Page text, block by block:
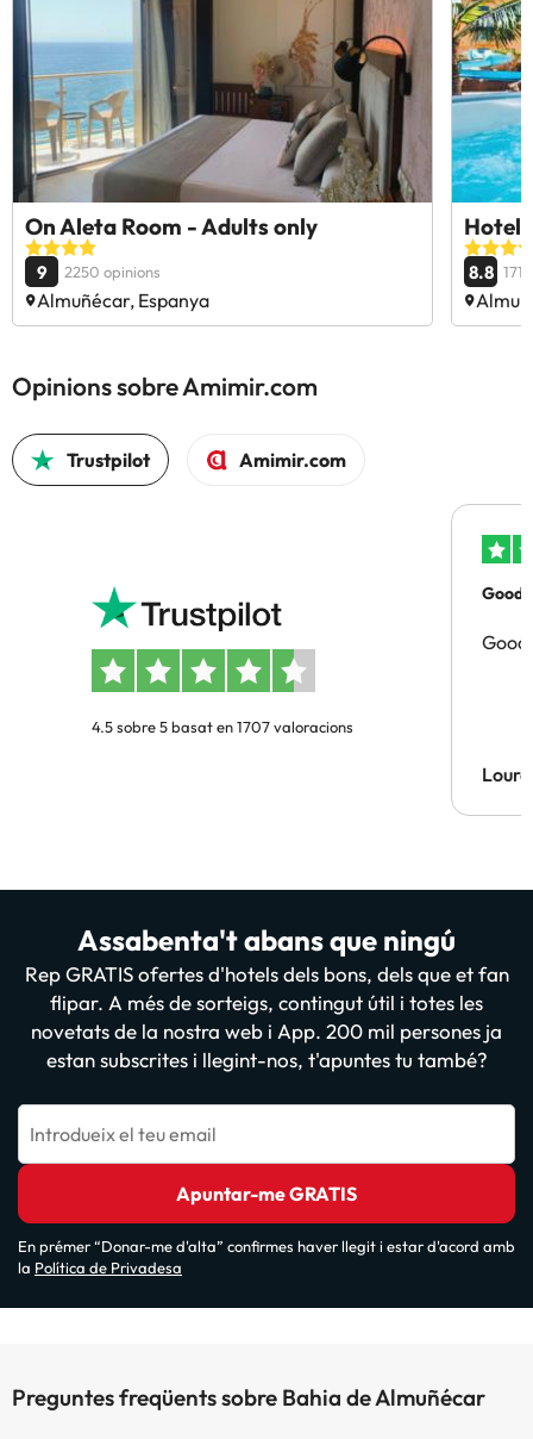
On Aleta Room - Adults only
9 2250 opinions
Almuñécar, Espanya
Hotel
8.8
Opinions sobre Amimir.com
Trustpilot Amimir.com
4.5 sobre 5 basat en 1707 valoracions
Good
Good
Assabenta't abans que ningú
Rep GRATIS ofertes d'hotels dels bons, dels que et fan
flipar. A més de sorteigs, contingut útil i totes les
novetats de la nostra web i App. 200 mil persones ja
estan subscrites i llegint-nos, t'apuntes tu també?
Introdueix el teu email
Apuntar-me GRATIS
En prémer “Donar-me d'alta” confirmes haver llegit i estar d'acord amb
la Política de Privadesa
Preguntes freqüents sobre Bahia de Almuñécar